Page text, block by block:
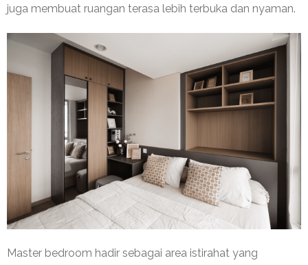
juga membuat ruangan terasa lebih terbuka dan nyaman.
Master bedroom hadir sebagai area istirahat yang